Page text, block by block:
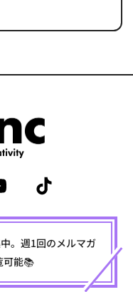
。週1回のメルマガ
可能📚